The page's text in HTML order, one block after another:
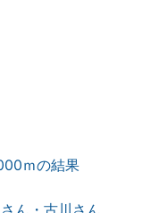
ｍの結果
ん・古川さん